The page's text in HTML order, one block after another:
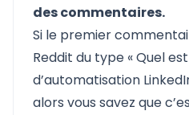
des commentaires.
Si le premier
Reddit du type « Quel
d’automatisation
alors vous savez que